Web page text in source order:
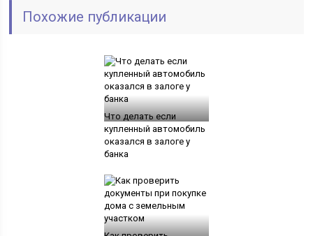
Похожие публикации
Что делать если
купленный автомобиль
оказался в залоге у
банка